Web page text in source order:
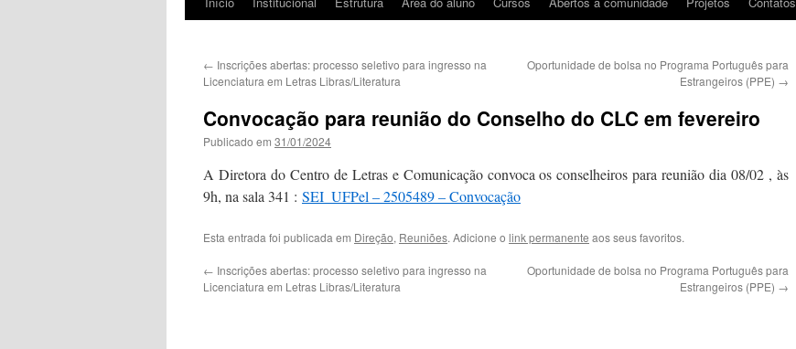
← Inscrições abertas: processo seletivo para ingresso na
Licenciatura em Letras Libras/Literatura
Oportunidade de bolsa no Programa Português para
Estrangeiros (PPE) →
Convocação para reunião do Conselho do CLC em fevereiro
Publicado em 31/01/2024
A Diretora do Centro de Letras e Comunicação convoca os conselheiros para reunião dia 08/02 , às
9h, na sala 341 : SEI_UFPel – 2505489 – Convocação
Esta entrada foi publicada em Direção, Reuniões. Adicione o link permanente aos seus favoritos.
← Inscrições abertas: processo seletivo para ingresso na
Licenciatura em Letras Libras/Literatura
Oportunidade de bolsa no Programa Português para
Estrangeiros (PPE) →